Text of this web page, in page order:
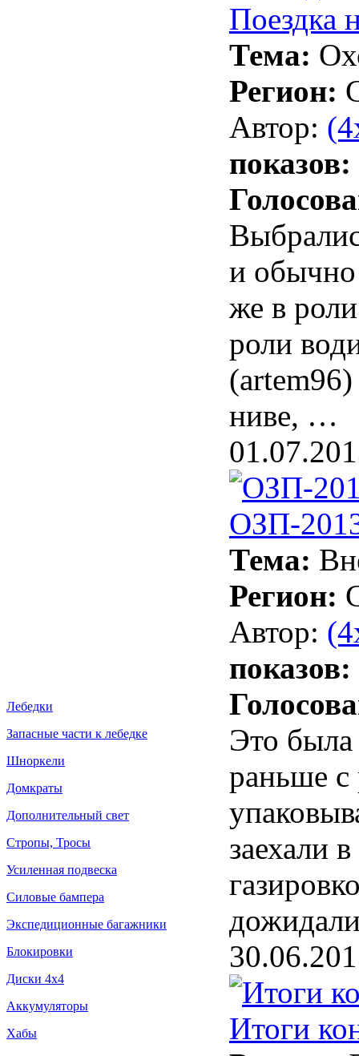
Лебедки
Запасные части к лебедке
Шноркели
Домкраты
Дополнительный свет
Стропы, Тросы
Усиленная подвеска
Силовые бампера
Экспедиционные багажники
Блокировки
Диски 4х4
Аккумуляторы
Хабы
Поездка
Тема:
Регион:
Автор:
показов:
и
же в
роли
ниве, …
ОЗП-
Тема:
Регион:
Автор:
показов:
Это
раньше
заехали
Итоги